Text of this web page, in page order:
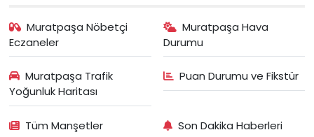
Muratpaşa Nöbetçi
Eczaneler
Muratpaşa Hava
Durumu
Muratpaşa Trafik
Yoğunluk Haritası
Puan Durumu ve Fikstür
Tüm Manşetler Son Dakika Haberleri